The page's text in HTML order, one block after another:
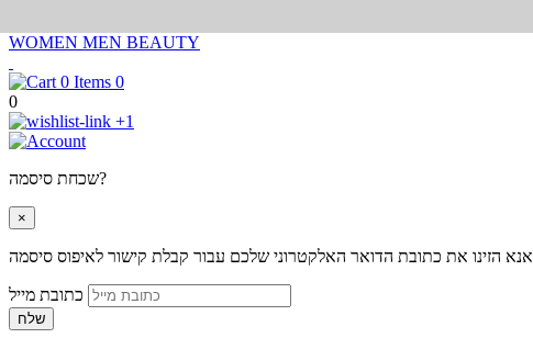
WOMEN MEN BEAUTY
0
0
+1
שכחת סיסמה?
×
אנא הזינו את כתובת הדואר האלקטרוני שלכם עבור קבלת קישור לאיפוס סיסמה
שלח